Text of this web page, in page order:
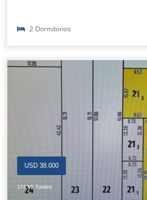
2 Dormitorios
USD 38.000
174 M² Totales